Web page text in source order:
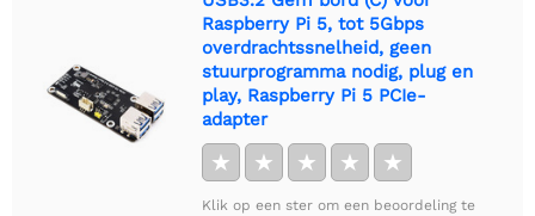
Raspberry Pi 5, tot 5Gbps
overdrachtssnelheid, geen
stuurprogramma nodig, plug en
play, Raspberry Pi 5 PCIe-
adapter
★ ★ ★ ★ ★
Klik op een ster om een beoordeling te